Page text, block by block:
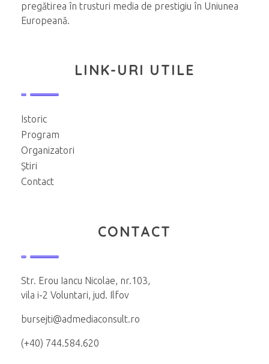
pregătirea în trusturi media de prestigiu în Uniunea
Europeană.
LINK-URI UTILE
Istoric
Program
Organizatori
Știri
Contact
CONTACT
Str. Erou Iancu Nicolae, nr.103,
vila i-2 Voluntari, jud. Ilfov
bursejti@admediaconsult.ro
(+40) 744.584.620